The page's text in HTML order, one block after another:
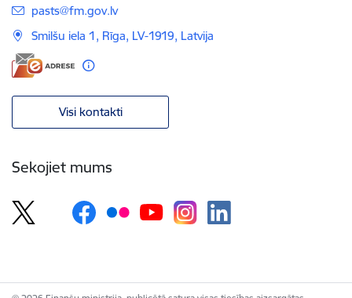
E-pasts:
pasts@fm.gov.lv
Smilšu iela 1, Rīga, LV-1919, Latvija
Visi kontakti
Sekojiet mums